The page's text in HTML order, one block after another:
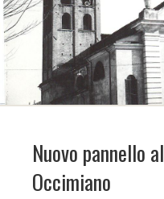
Nuovo pannello
Occimiano